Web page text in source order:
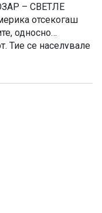
– СВЕТЛЕ
отсекогаш
односно
Тие се населувале
војната. Мака